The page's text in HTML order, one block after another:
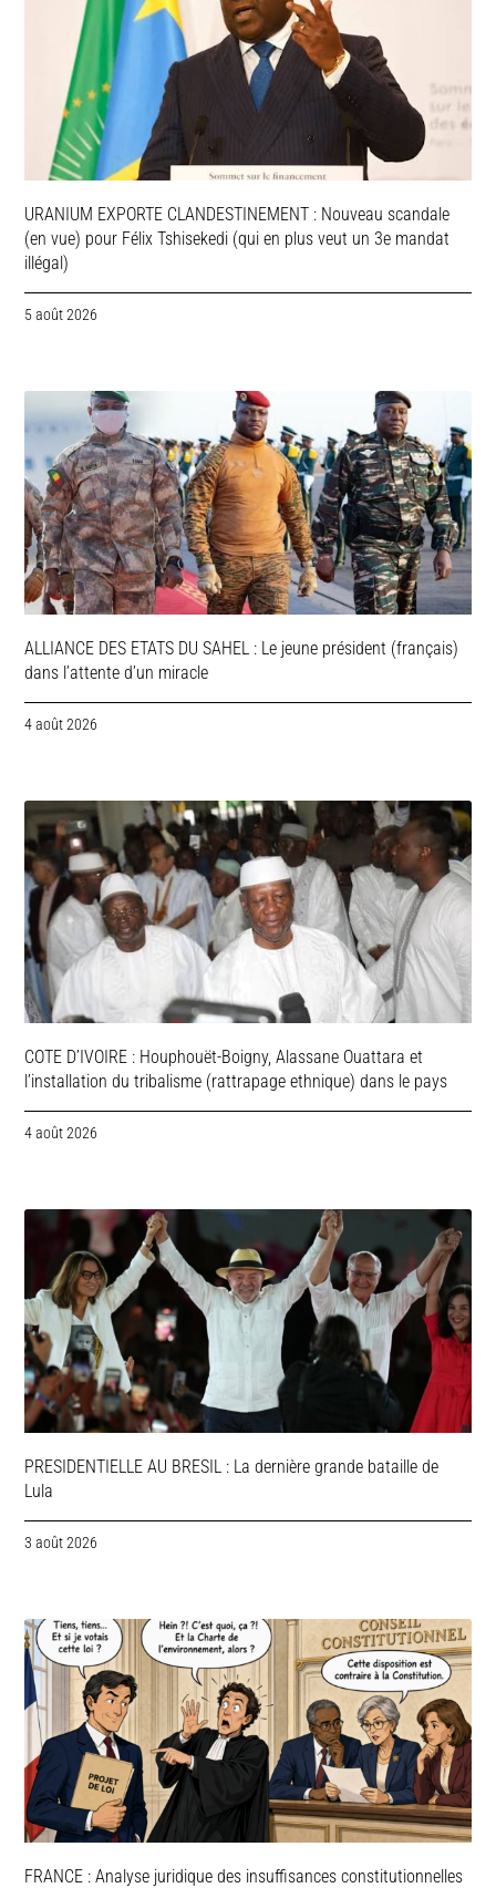
URANIUM EXPORTE CLANDESTINEMENT : Nouveau scandale
(en vue) pour Félix Tshisekedi (qui en plus veut un 3e mandat
illégal)
5 août 2026
ALLIANCE DES ETATS DU SAHEL : Le jeune président (français)
dans l’attente d’un miracle
4 août 2026
COTE D’IVOIRE : Houphouët-Boigny, Alassane Ouattara et
l’installation du tribalisme (rattrapage ethnique) dans le pays
4 août 2026
PRESIDENTIELLE AU BRESIL : La dernière grande bataille de
Lula
3 août 2026
FRANCE : Analyse juridique des insuffisances constitutionnelles